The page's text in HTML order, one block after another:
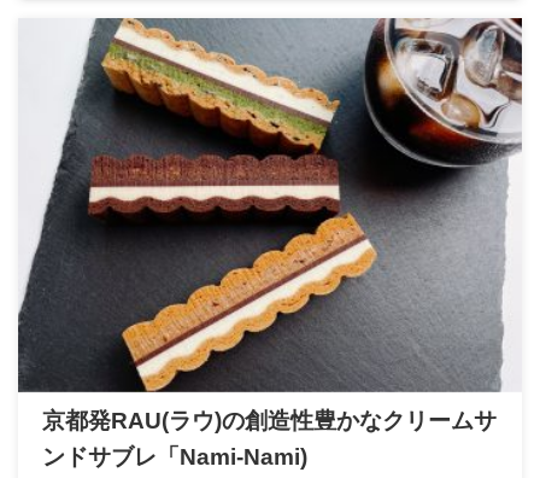
京都発RAU(ラウ)の創造性豊かなクリームサ
ンドサブレ「Nami-Nami)